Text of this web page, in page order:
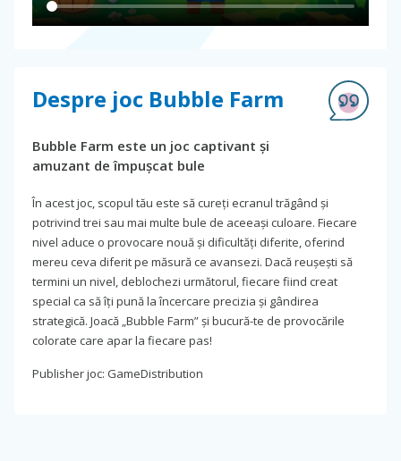
Despre joc Bubble Farm
Bubble Farm este un joc captivant și
amuzant de împușcat bule
În acest joc, scopul tău este să cureți ecranul trăgând și
potrivind trei sau mai multe bule de aceeași culoare. Fiecare
nivel aduce o provocare nouă și dificultăți diferite, oferind
mereu ceva diferit pe măsură ce avansezi. Dacă reușești să
termini un nivel, deblochezi următorul, fiecare fiind creat
special ca să îți pună la încercare precizia și gândirea
strategică. Joacă „Bubble Farm” și bucură-te de provocările
colorate care apar la fiecare pas!
Publisher joc: GameDistribution